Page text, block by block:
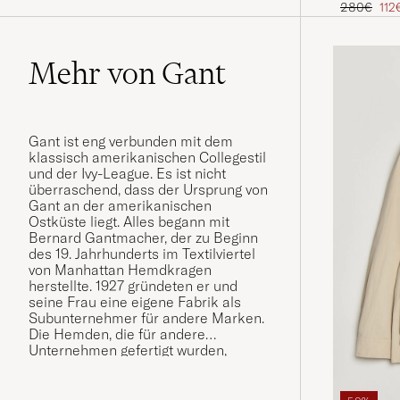
Regulärer
280€
Mehr von Gant
Gant ist eng verbunden mit dem
klassisch amerikanischen Collegestil
und der Ivy-League. Es ist nicht
überraschend, dass der Ursprung von
Gant an der amerikanischen
Ostküste liegt. Alles begann mit
Bernard Gantmacher, der zu Beginn
des 19. Jahrhunderts im Textilviertel
von Manhattan Hemdkragen
herstellte. 1927 gründeten er und
seine Frau eine eigene Fabrik als
Subunternehmer für andere Marken.
Die Hemden, die für andere
Unternehmen gefertigt wurden,